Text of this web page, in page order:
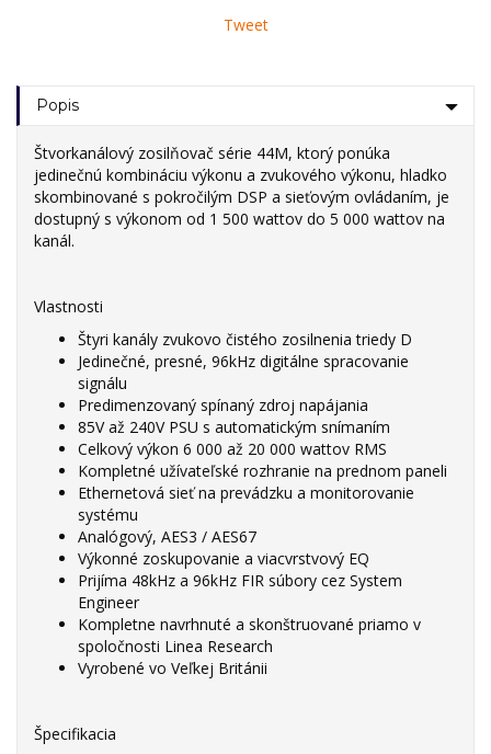
Tweet
Popis
Štvorkanálový zosilňovač série 44M, ktorý ponúka
jedinečnú kombináciu výkonu a zvukového výkonu, hladko
skombinované s pokročilým DSP a sieťovým ovládaním, je
dostupný s výkonom od 1 500 wattov do 5 000 wattov na
kanál.
Vlastnosti
Štyri kanály zvukovo čistého zosilnenia triedy D
Jedinečné, presné, 96kHz digitálne spracovanie
signálu
Predimenzovaný spínaný zdroj napájania
85V až 240V PSU s automatickým snímaním
Celkový výkon 6 000 až 20 000 wattov RMS
Kompletné užívateľské rozhranie na prednom paneli
Ethernetová sieť na prevádzku a monitorovanie
systému
Analógový, AES3 / AES67
Výkonné zoskupovanie a viacvrstvový EQ
Prijíma 48kHz a 96kHz FIR súbory cez System
Engineer
Kompletne navrhnuté a skonštruované priamo v
spoločnosti Linea Research
Vyrobené vo Veľkej Británii
Špecifikacia